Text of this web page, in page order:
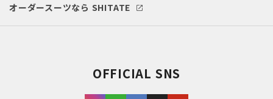
オーダースーツなら SHITATE
OFFICIAL SNS